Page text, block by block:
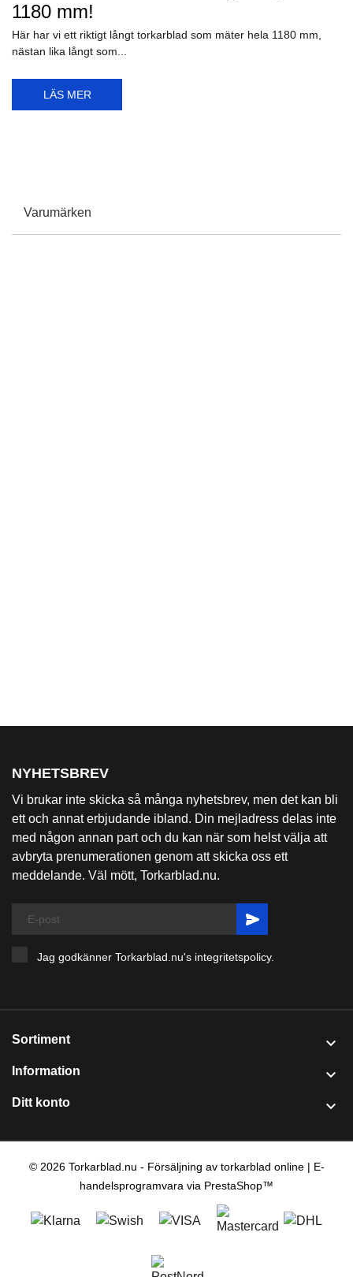
1180 mm!
Här har vi ett riktigt långt torkarblad som mäter hela 1180 mm,
nästan lika långt som...
LÄS MER
Varumärken
NYHETSBREV
Vi brukar inte skicka så många nyhetsbrev, men det kan bli
ett och annat erbjudande ibland. Din mejladress delas inte
med någon annan part och du kan när som helst välja att
avbryta prenumerationen genom att skicka oss ett
meddelande. Väl mött, Torkarblad.nu.
Jag godkänner Torkarblad.nu's integritetspolicy.
Sortiment 
Information 
Ditt konto 
© 2026 Torkarblad.nu - Försäljning av torkarblad online | E-
handelsprogramvara via PrestaShop™